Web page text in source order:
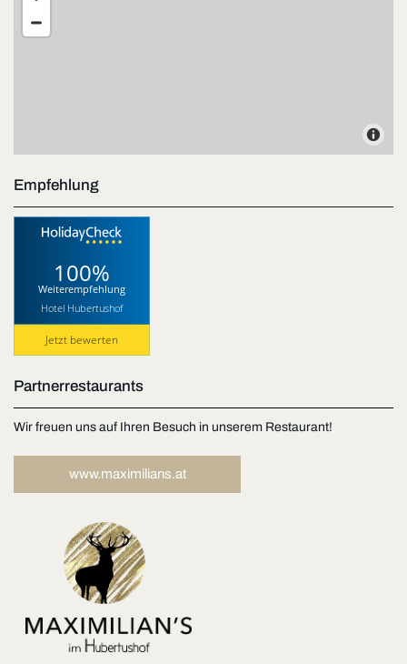
Empfehlung
100%
Weiterempfehlung
Hotel Hubertushof
Jetzt bewerten
Partnerrestaurants
Wir freuen uns auf Ihren Besuch in unserem Restaurant!
www.maximilians.at